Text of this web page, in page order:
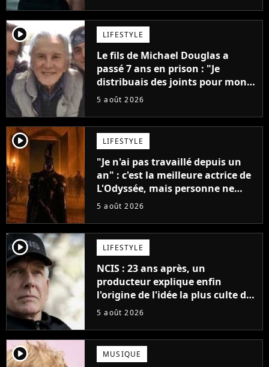
player2 LIFESTYLE
Le fils de Michael Douglas a
passé 7 ans en prison : "Je
distribuais des joints pour mon
père"
5 août 2026
player2 LIFESTYLE
"Je n'ai pas travaillé depuis un
an" : c'est la meilleure actrice de
L'Odyssée, mais personne ne
veut lui donner de rôle au
5 août 2026
player2 LIFESTYLE
NCIS : 23 ans après, un
producteur explique enfin
l'origine de l'idée la plus culte de
la série (et on ne parle pas du
5 août 2026
player2 MUSIQUE